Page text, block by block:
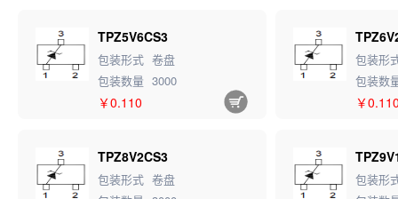
TPZ5V6CS3
包装形式 卷盘
包装数量 3000
￥0.110
包装形
包装数
￥
TPZ8V2CS3
包装形式 卷盘
包装形